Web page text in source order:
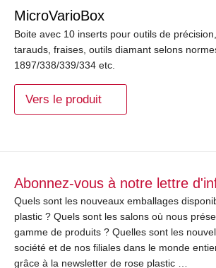
MicroVarioBox
Boite avec 10 inserts pour outils de
tarauds, fraises, outils diamant selons
1897/338/339/334 etc.
Vers le produit
Abonnez-vous à notre lettre
Quels sont les nouveaux emballages
plastic ? Quels sont les salons où nous
gamme de produits ? Quelles sont les
société et de nos filiales dans le monde
grâce à la newsletter de rose plastic …